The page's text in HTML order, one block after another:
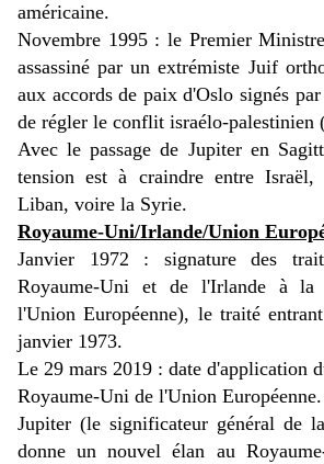
américaine.
Novembre 1995 : le Premier
assassiné par un extrémiste Juif
aux accords de paix d'Oslo signés
de régler le conflit israélo-palestinien
Avec le passage de Jupiter en
tension est à craindre entre
Liban, voire la Syrie.
Royaume-Uni/Irlande/Union
Janvier 1972 : signature des
Royaume-Uni et de l'Irlande à la
l'Union Européenne), le traité
janvier 1973.
Le 29 mars 2019 : date d'application
Royaume-Uni de l'Union Européenne.
Jupiter (le significateur général de
donne un nouvel élan au